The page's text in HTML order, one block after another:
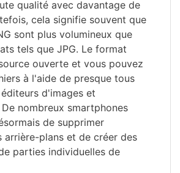
qualité avec davantage de
cela signifie souvent que
sont plus volumineux que
tels que JPG. Le format
ouverte et vous pouvez
à l'aide de presque tous
d'images et
nombreux smartphones
de supprimer
arrière-plans et de créer des
parties individuelles de